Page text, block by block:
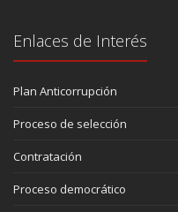
Enlaces de Interés
Plan Anticorrupción
Proceso de selección
Contratación
Proceso democrático